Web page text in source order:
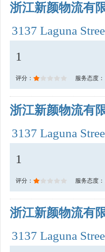
浙江新颜物流有
3137 Laguna
1
评分： 服务态度：
浙江新颜物流有
3137 Laguna
1
评分： 服务态度：
浙江新颜物流有
3137 Laguna